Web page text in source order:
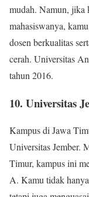
mudah. Namun, jika
mahasiswanya,
dosen berkualitas
cerah. Universitas
tahun 2016.
10. Universitas
Kampus di Jawa
Universitas Jember.
Timur, kampus ini
A. Kamu tidak